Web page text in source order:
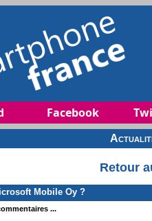
Facebook
Retour
Mobile Oy ?
...